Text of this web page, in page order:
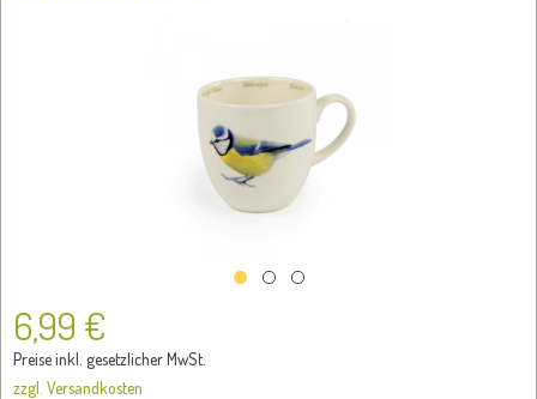
6,99 €
Preise inkl. gesetzlicher MwSt.
zzgl. Versandkosten